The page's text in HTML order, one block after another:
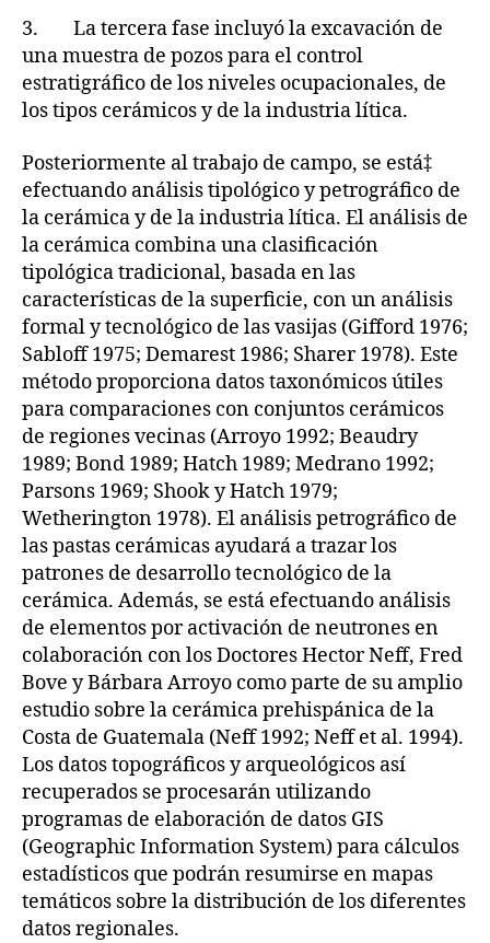
3. La tercera fase incluyó la excavación de
una muestra de pozos para el control
estratigráfico de los niveles ocupacionales, de
los tipos cerámicos y de la industria lítica.
Posteriormente al trabajo de campo, se está‡
efectuando análisis tipológico y petrográfico de
la cerámica y de la industria lítica. El análisis de
la cerámica combina una clasificación
tipológica tradicional, basada en las
características de la superficie, con un análisis
formal y tecnológico de las vasijas (Gifford 1976;
Sabloff 1975; Demarest 1986; Sharer 1978). Este
método proporciona datos taxonómicos útiles
para comparaciones con conjuntos cerámicos
de regiones vecinas (Arroyo 1992; Beaudry
1989; Bond 1989; Hatch 1989; Medrano 1992;
Parsons 1969; Shook y Hatch 1979;
Wetherington 1978). El análisis petrográfico de
las pastas cerámicas ayudará a trazar los
patrones de desarrollo tecnológico de la
cerámica. Además, se está efectuando análisis
de elementos por activación de neutrones en
colaboración con los Doctores Hector Neff, Fred
Bove y Bárbara Arroyo como parte de su amplio
estudio sobre la cerámica prehispánica de la
Costa de Guatemala (Neff 1992; Neff et al. 1994).
Los datos topográficos y arqueológicos así
recuperados se procesarán utilizando
programas de elaboración de datos GIS
(Geographic Information System) para cálculos
estadísticos que podrán resumirse en mapas
temáticos sobre la distribución de los diferentes
datos regionales.